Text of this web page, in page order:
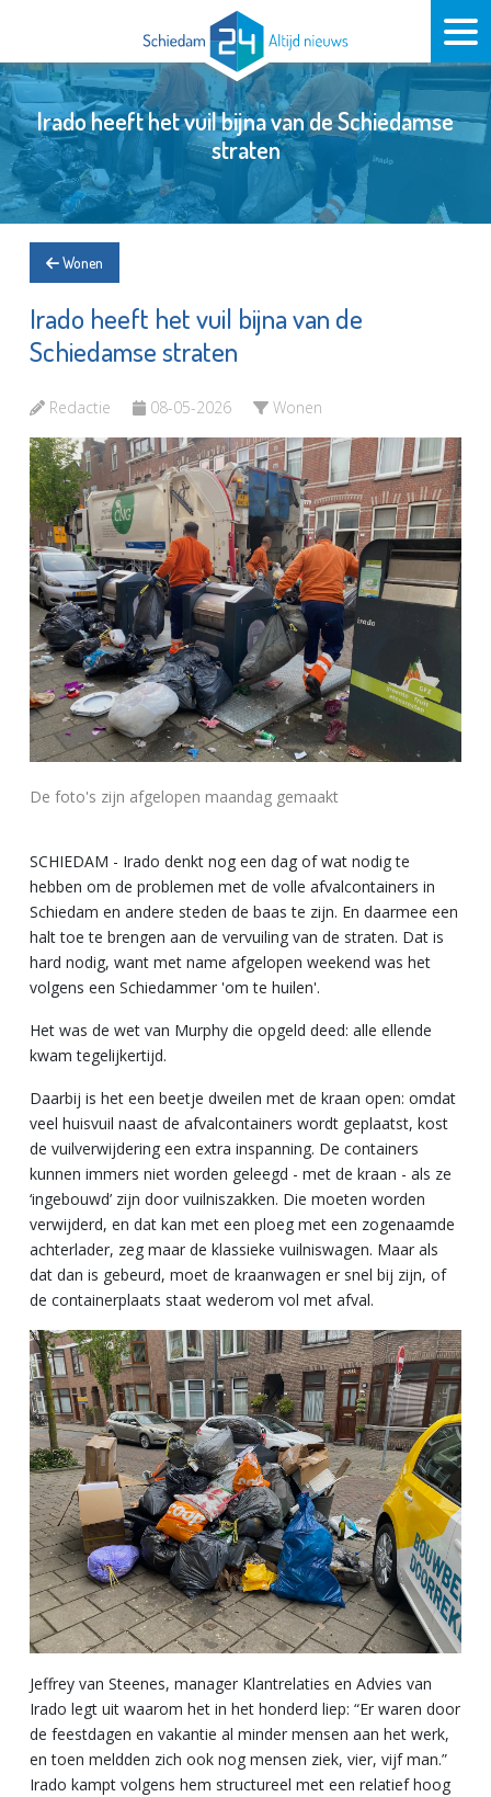
Irado heeft het vuil bijna van de Schiedamse
straten
Wonen
Irado heeft het vuil bijna van de
Schiedamse straten
Redactie 08-05-2026 Wonen
De foto's zijn afgelopen maandag gemaakt
SCHIEDAM - Irado denkt nog een dag of wat nodig te
hebben om de problemen met de volle afvalcontainers in
Schiedam en andere steden de baas te zijn. En daarmee een
halt toe te brengen aan de vervuiling van de straten. Dat is
hard nodig, want met name afgelopen weekend was het
volgens een Schiedammer 'om te huilen'.
Het was de wet van Murphy die opgeld deed: alle ellende
kwam tegelijkertijd.
Daarbij is het een beetje dweilen met de kraan open: omdat
veel huisvuil naast de afvalcontainers wordt geplaatst, kost
de vuilverwijdering een extra inspanning. De containers
kunnen immers niet worden geleegd - met de kraan - als ze
‘ingebouwd’ zijn door vuilniszakken. Die moeten worden
verwijderd, en dat kan met een ploeg met een zogenaamde
achterlader, zeg maar de klassieke vuilniswagen. Maar als
dat dan is gebeurd, moet de kraanwagen er snel bij zijn, of
de containerplaats staat wederom vol met afval.
Jeffrey van Steenes, manager Klantrelaties en Advies van
Irado legt uit waarom het in het honderd liep: “Er waren door
de feestdagen en vakantie al minder mensen aan het werk,
en toen meldden zich ook nog mensen ziek, vier, vijf man.”
Irado kampt volgens hem structureel met een relatief hoog